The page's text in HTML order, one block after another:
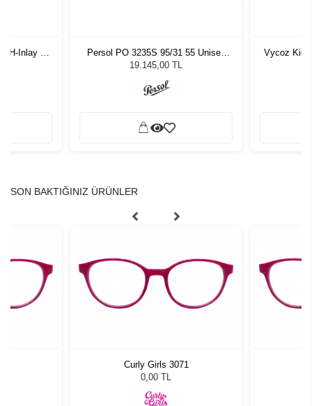
H-Inlay 53-
Persol PO 3235S 95/31 55 Unisex
Güneş Gözlüğü
19.145,00 TL
Vycoz Kids
SON BAKTIĞINIZ ÜRÜNLER
Curly Girls 3071
0,00 TL